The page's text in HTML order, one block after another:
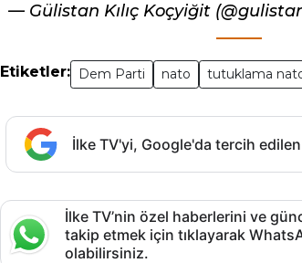
— Gülistan Kılıç Koçyiğit
Etiketler: Dem Parti nato tutuklama
İlke TV'yi, Google'da tercih
İlke TV’nin özel haberlerini ve
takip etmek için tıklayarak
olabilirsiniz.